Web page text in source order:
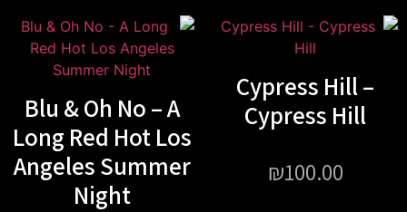
Cypress Hill –
Cypress Hill
₪100.00
Blu & Oh No – A
Long Red Hot Los
Angeles Summer
Night